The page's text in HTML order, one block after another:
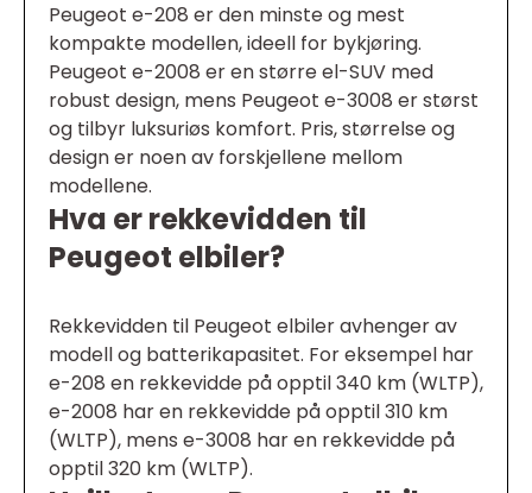
Peugeot e-208 er den minste og mest
kompakte modellen, ideell for bykjøring.
Peugeot e-2008 er en større el-SUV med
robust design, mens Peugeot e-3008 er størst
og tilbyr luksuriøs komfort. Pris, størrelse og
design er noen av forskjellene mellom
modellene.
Hva er rekkevidden til
Peugeot elbiler?
Rekkevidden til Peugeot elbiler avhenger av
modell og batterikapasitet. For eksempel har
e-208 en rekkevidde på opptil 340 km (WLTP),
e-2008 har en rekkevidde på opptil 310 km
(WLTP), mens e-3008 har en rekkevidde på
opptil 320 km (WLTP).